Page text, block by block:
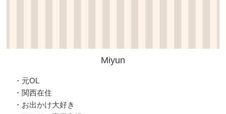
Miyun
・元OL
・関西在住
・お出かけ大好き